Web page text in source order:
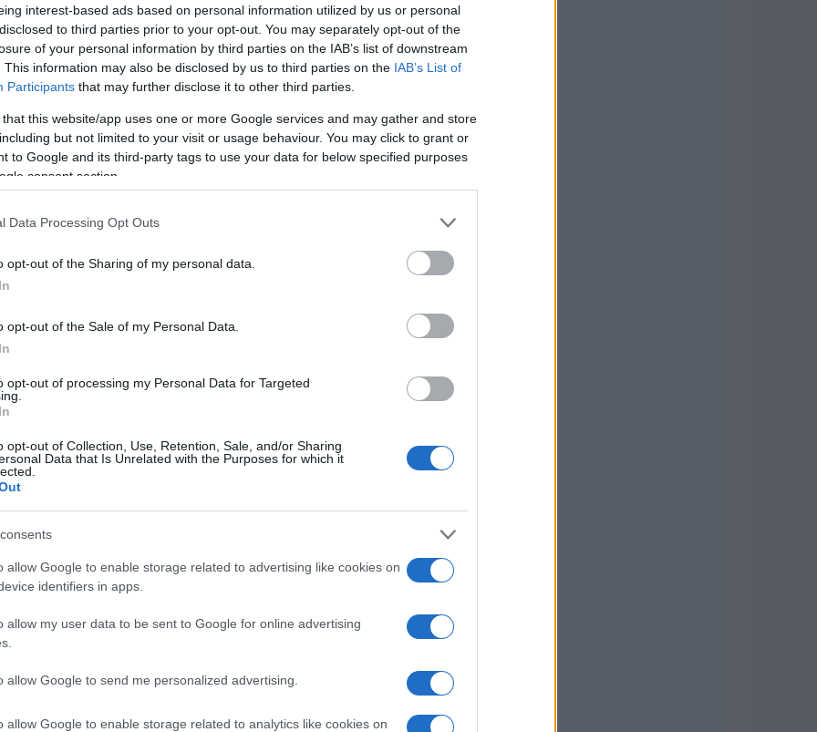
interest-based ads based on personal information utilized by us or personal
to third parties prior to your opt-out. You may separately opt-out of the
of your personal information by third parties on the IAB’s list of downstream
This information may also be disclosed by us to third parties on the IAB’s List of
Participants that may further disclose it to other third parties.
that this website/app uses one or more Google services and may gather and store
but not limited to your visit or usage behaviour. You may click to grant or
to Google and its third-party tags to use your data for below specified purposes
consent section.
Data Processing Opt Outs
opt-out of the Sharing of my personal data.
opt-out of the Sale of my Personal Data.
opt-out of processing my Personal Data for Targeted
opt-out of Collection, Use, Retention, Sale, and/or Sharing
Data that Is Unrelated with the Purposes for which it
allow Google to enable storage related to advertising like cookies on
identifiers in apps.
allow my user data to be sent to Google for online advertising
allow Google to send me personalized advertising.
allow Google to enable storage related to analytics like cookies on
evitare errori simili a quelli che hanno portato
di
istituzioni finanziarie. Oggi, il settore fintech
l’innovazione; dall’altro, la necessità di
vigenti.
trasformazione grazie all’emergere di
intelligenza artificiale
. I dati indicano
in fintech ha mostrato andamenti